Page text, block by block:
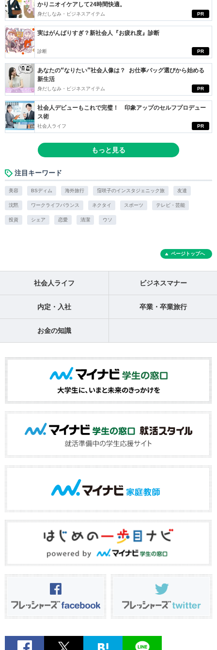
PR
かりニオイケアして24時間快適。
身だしなみ・ビジネスアイテム
PR
実はがんばりすぎ？新社会人『お疲れ度』診断
診断
PR
あなたの“なりたい”社会人像は？ お仕事バッグ選びから始める
新生活
身だしなみ・ビジネスアイテム
PR
社会人デビューもこれで完璧！ 印象アップのセルフプロデュー
ス術
社会人ライフ
もっと見る
注目キーワード
美容 BSディム 海外旅行 窪咲子のインスタジェニック旅 友達
沈黙 ワークライフバランス ネクタイ スポーツ テレビ・芸能
投資 シェア 恋愛 清潔 ウソ
ページトップへ
社会人ライフ ビジネスマナー
内定・入社 卒業・卒業旅行
お金の知識